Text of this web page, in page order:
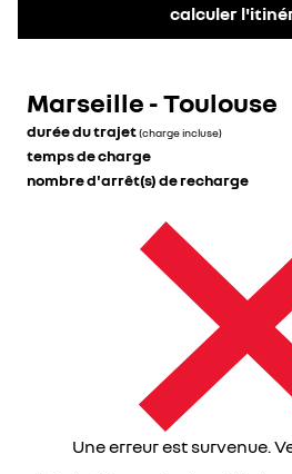
calculer
Marseille - Toulouse
durée du trajet(charge incluse)
temps de charge
nombre d'arrêt(s) de recharge
Une erreur est survenue.